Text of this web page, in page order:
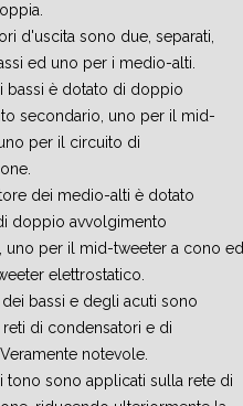
d'uscita sono due, separati,
ed uno per i medio-alti.
bassi è dotato di doppio
secondario, uno per il mid-
per il circuito di
dei medio-alti è dotato
doppio avvolgimento
uno per il mid-tweeter a cono ed
elettrostatico.
dei bassi e degli acuti sono
di condensatori e di
notevole.
tono sono applicati sulla rete di